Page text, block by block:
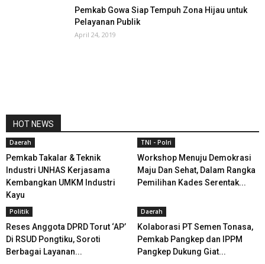
Pemkab Gowa Siap Tempuh Zona Hijau untuk
Pelayanan Publik
April 24, 2019
HOT NEWS
Daerah
Pemkab Takalar & Teknik
Industri UNHAS Kerjasama
Kembangkan UMKM Industri
Kayu
TNI - Polri
Workshop Menuju Demokrasi
Maju Dan Sehat, Dalam Rangka
Pemilihan Kades Serentak...
Politik
Reses Anggota DPRD Torut ‘AP’
Di RSUD Pongtiku, Soroti
Berbagai Layanan...
Daerah
Kolaborasi PT Semen Tonasa,
Pemkab Pangkep dan IPPM
Pangkep Dukung Giat...